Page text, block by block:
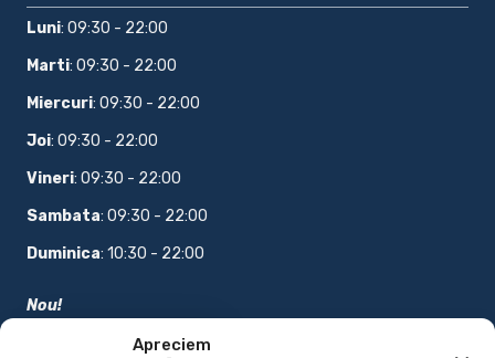
Apreciem
Luni: 09:30 - 22:00
Marti: 09:30 - 22:00
Miercuri: 09:30 - 22:00
Joi: 09:30 - 22:00
Vineri: 09:30 - 22:00
Sambata: 09:30 - 22:00
Duminica: 10:30 - 22:00
Nou!
COMANDA ONLINE